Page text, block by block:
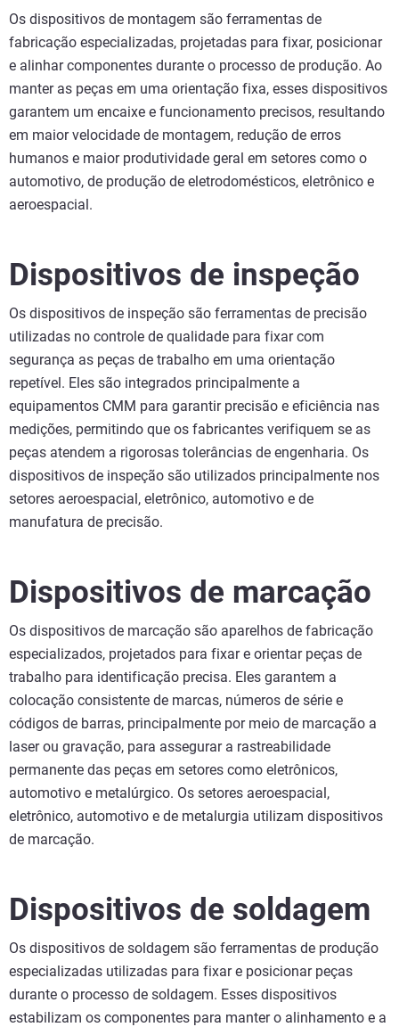
Os dispositivos de montagem são ferramentas de
fabricação especializadas, projetadas para fixar, posicionar
e alinhar componentes durante o processo de produção. Ao
manter as peças em uma orientação fixa, esses dispositivos
garantem um encaixe e funcionamento precisos, resultando
em maior velocidade de montagem, redução de erros
humanos e maior produtividade geral em setores como o
automotivo, de produção de eletrodomésticos, eletrônico e
aeroespacial.
Dispositivos de inspeção
Os dispositivos de inspeção são ferramentas de precisão
utilizadas no controle de qualidade para fixar com
segurança as peças de trabalho em uma orientação
repetível. Eles são integrados principalmente a
equipamentos CMM para garantir precisão e eficiência nas
medições, permitindo que os fabricantes verifiquem se as
peças atendem a rigorosas tolerâncias de engenharia. Os
dispositivos de inspeção são utilizados principalmente nos
setores aeroespacial, eletrônico, automotivo e de
manufatura de precisão.
Dispositivos de marcação
Os dispositivos de marcação são aparelhos de fabricação
especializados, projetados para fixar e orientar peças de
trabalho para identificação precisa. Eles garantem a
colocação consistente de marcas, números de série e
códigos de barras, principalmente por meio de marcação a
laser ou gravação, para assegurar a rastreabilidade
permanente das peças em setores como eletrônicos,
automotivo e metalúrgico. Os setores aeroespacial,
eletrônico, automotivo e de metalurgia utilizam dispositivos
de marcação.
Dispositivos de soldagem
Os dispositivos de soldagem são ferramentas de produção
especializadas utilizadas para fixar e posicionar peças
durante o processo de soldagem. Esses dispositivos
estabilizam os componentes para manter o alinhamento e a